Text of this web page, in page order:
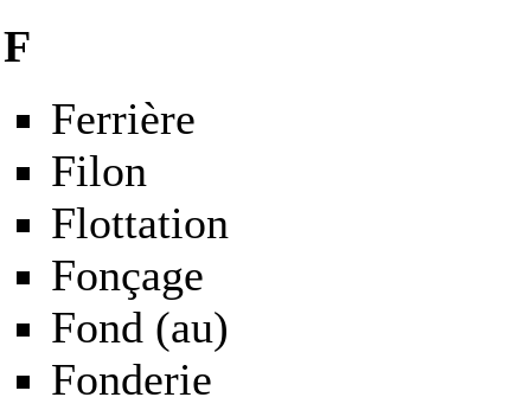
F
Ferrière
Filon
Flottation
Fonçage
Fond (au)
Fonderie